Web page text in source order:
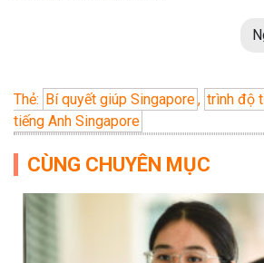
Thẻ: Bí quyết giúp Singapore, trình độ
tiếng Anh Singapore
CÙNG CHUYÊN MỤC